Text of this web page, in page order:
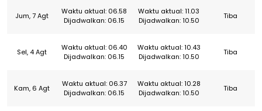
Jum, 7 Agt
Waktu aktual: 06.58
Dijadwalkan: 06.15
Waktu aktual: 11.03
Dijadwalkan: 10.50
Tiba
Sel, 4 Agt
Waktu aktual: 06.40
Dijadwalkan: 06.15
Waktu aktual: 10.43
Dijadwalkan: 10.50
Tiba
Kam, 6 Agt
Waktu aktual: 06.37
Dijadwalkan: 06.15
Waktu aktual: 10.28
Dijadwalkan: 10.50
Tiba